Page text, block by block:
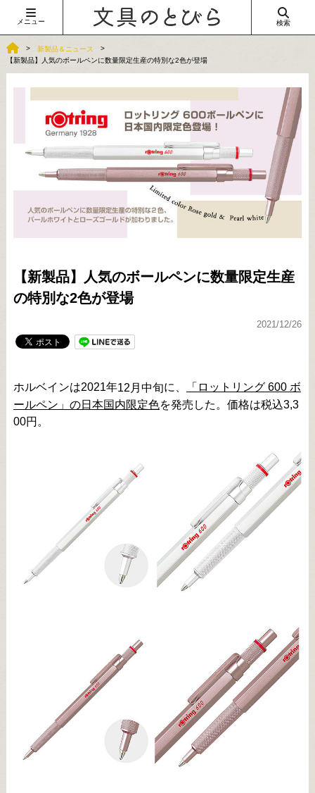
メニュー 検索
新製品＆ニュース
【新製品】人気のボールペンに数量限定生産の特別な2色が登場
【新製品】人気のボールペンに数量限定生産
の特別な2色が登場
2021/12/26
ホルベインは2021年12 月中旬に、
「ロットリング 600 ボ
ールペン」の日本国内限定色を発売した。価格は税込3,3
00円。